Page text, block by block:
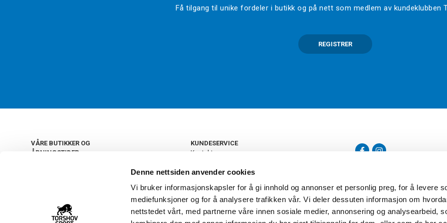
Denne nettsiden anvender cookies
Vi bruker informasjonskapsler for å gi innhold og annonser et personlig preg, for å levere
mediefunksjoner og for å analysere trafikken vår. Vi deler dessuten informasjon om
nettstedet vårt, med partnerne våre innen sosiale medier, annonsering og analysearbeid,
Få tilgang til unike fordeler i butikk og på nett som medlem av kundeklubben
REGISTRER
VÅRE BUTIKKER OG
ÅPNINGSTIDER
KUNDESERVICE
Kontakt oss
Retur og bytte
Personvern
Frakt og levering
Ledige stillinger
FAQ - Ofte stilte spørsmål
Torshov Sport har over 90 års
klubbhandel. Torshov Sport har
Drammen, Sandvika Storsenter